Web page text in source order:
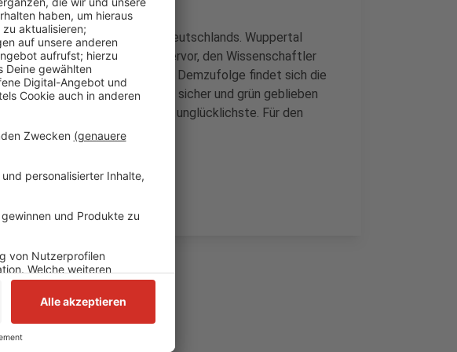
glücklichsten Großstädte Deutschlands. Wuppertal
dem aktuellen Glücksatlas hervor, den Wissenschaftler
Klassenlotterie erstellt haben. Demzufolge findet sich die
die familiär, beschaulich, sicher und grün geblieben
Deutschlands, Rostock die unglücklichste. Für den
Städte untersucht.